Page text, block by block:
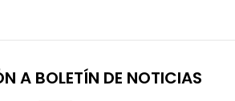
A BOLETÍN DE NOTICIAS